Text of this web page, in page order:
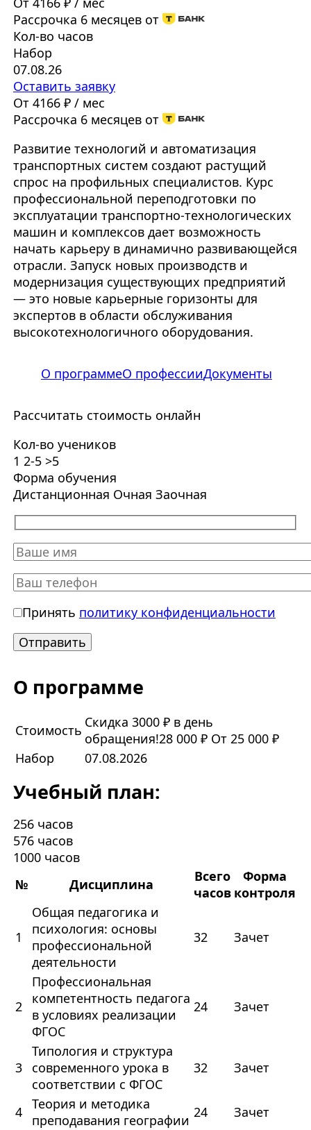
Рассрочка 6 месяцев от
Кол-во часов
Набор
07.08.26
Оставить заявку
От 4166 ₽ / мес
Рассрочка 6 месяцев от
Развитие технологий и автоматизация
транспортных систем создают растущий
спрос на профильных специалистов. Курс
профессиональной переподготовки по
эксплуатации транспортно-технологических
машин и комплексов дает возможность
начать карьеру в динамично развивающейся
отрасли. Запуск новых производств и
модернизация существующих предприятий
— это новые карьерные горизонты для
экспертов в области обслуживания
высокотехнологичного оборудования.
О программеО профессииДокументы
Рассчитать стоимость онлайн
Кол-во учеников
1 2-5 >5
Форма обучения
Дистанционная Очная Заочная
Принять политику конфиденциальности
О программе
Стоимость Скидка 3000 ₽ в день
обращения!28 000 ₽ От 25 000 ₽
Набор
07.08.2026
Учебный план:
256 часов
576 часов
1000 часов
№
Дисциплина
Всего
часов
Форма
контроля
1
Общая педагогика и
психология: основы
профессиональной
деятельности
32 Зачет
2
Профессиональная
компетентность педагога
в условиях реализации
ФГОС
24 Зачет
3
Типология и структура
современного урока в
соответствии с ФГОС
32 Зачет
4 Теория и методика
преподавания географии 24 Зачет